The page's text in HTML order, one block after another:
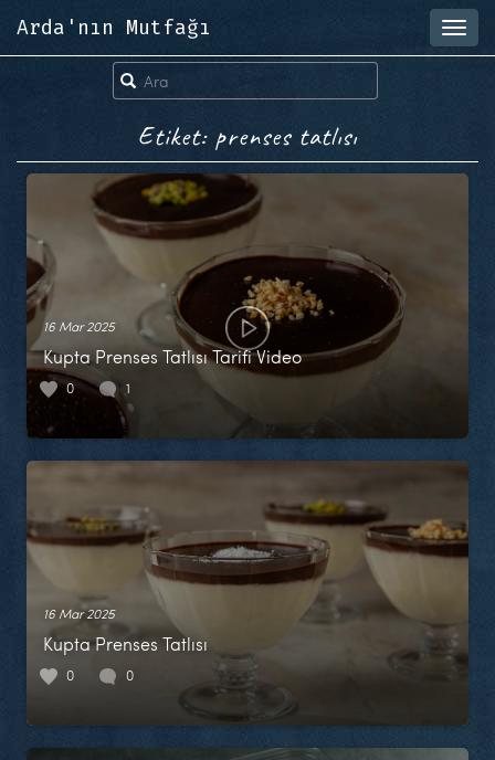
Arda'nın Mutfağı
Etiket: prenses tatlısı
16 Mar 2025
Kupta Prenses Tatlısı Tarifi Video
0 1
16 Mar 2025
Kupta Prenses Tatlısı
0 0